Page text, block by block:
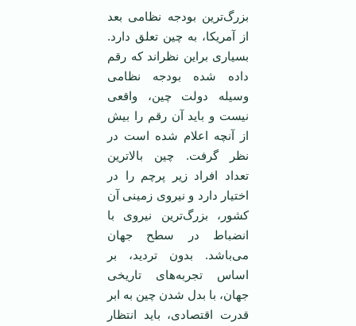
بزرگ‌ترین بودجه نظامی بعد
از آمریکا، به چین تعلق دارد.
بسیاری براین نظراند که رقم
داده شده بودجه نظامی
وسیله دولت چین، واقعی
نیست و باید آن رقم را بیش
از آنچه اعلام شده است در
نظر گرفت. چین بالا‌ترین
تعداد افراد زیر پرچم را در
اختیار دارد و نیروی زمینی آن
کشور، بزرگ‌ترین نیروی با
انضباط در سطح جهان
می‌باشد. بدون تردید، بر
اساس تجربه‌های تاریخی
جهان، با بدل شدن چین به ابر
قدرت اقتصادی، باید انتظار